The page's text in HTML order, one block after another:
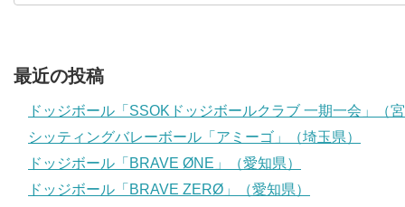
最近の投稿
ドッジボール「SSOKドッジボールクラブ 一期一会」（
シッティングバレーボール「アミーゴ」（埼玉県）
ドッジボール「BRAVE ØNE」（愛知県）
ドッジボール「BRAVE ZERØ」（愛知県）